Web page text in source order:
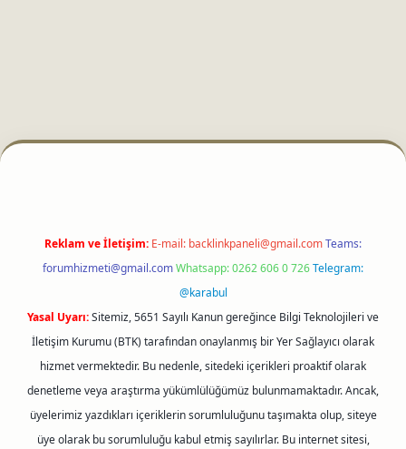
Reklam ve İletişim: E-mail: backlinkpaneli@gmail.comTeams:
forumhizmeti@gmail.comWhatsapp: 0262 606 0 726Telegram:
@karabul
Yasal Uyarı:Sitemiz, 5651 Sayılı Kanun gereğince Bilgi Teknolojileri ve
İletişim Kurumu (BTK) tarafından onaylanmış bir Yer Sağlayıcı olarak
hizmet vermektedir. Bu nedenle, sitedeki içerikleri proaktif olarak
denetleme veya araştırma yükümlülüğümüz bulunmamaktadır. Ancak,
üyelerimiz yazdıkları içeriklerin sorumluluğunu taşımakta olup, siteye
üye olarak bu sorumluluğu kabul etmiş sayılırlar. Bu internet sitesi,